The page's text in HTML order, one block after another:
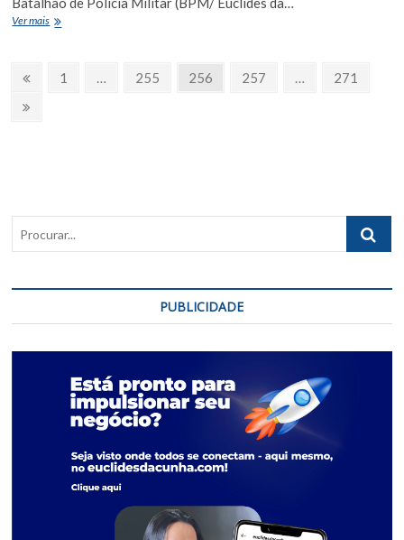
Ver maisPM
Paginação
de
PáginaPage
1 … Page
255 Page
256 Page
257 … Page
271
PUBLICIDADE